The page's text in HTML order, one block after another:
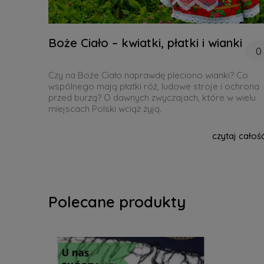
Boże Ciało – kwiatki, płatki i wianki
0
Czy na Boże Ciało naprawdę pleciono wianki? Co
wspólnego mają płatki róż, ludowe stroje i ochrona
przed burzą? O dawnych zwyczajach, które w wielu
miejscach Polski wciąż żyją.
czytaj
Polecane produkty